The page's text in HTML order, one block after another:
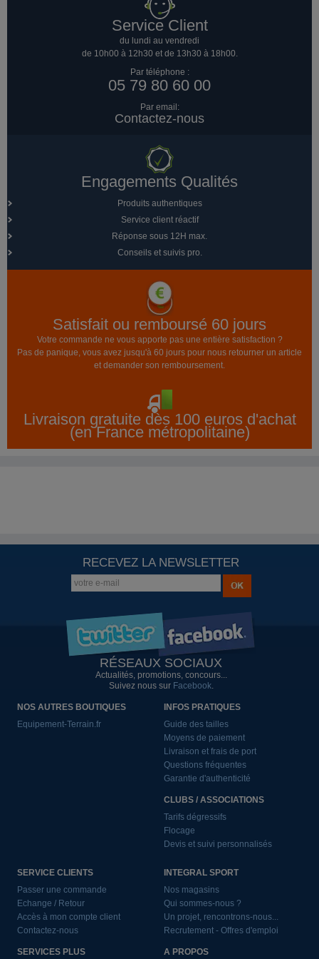
Service Client
du lundi au vendredi
de 10h00 à 12h30 et de 13h30 à 18h00.
Par téléphone :
05 79 80 60 00
Par email:
Contactez-nous
Engagements Qualités
Produits authentiques
Service client réactif
Réponse sous 12H max.
Conseils et suivis pro.
Satisfait ou remboursé 60 jours
Votre commande ne vous apporte pas une entière satisfaction ?
Pas de panique, vous avez jusqu'à 60 jours pour nous retourner un article
et demander son remboursement.
Livraison gratuite dès 100 euros d'achat
(en France métropolitaine)
RECEVEZ LA NEWSLETTER
RÉSEAUX SOCIAUX
Actualités, promotions, concours...
Suivez nous sur Facebook.
NOS AUTRES BOUTIQUES
Equipement-Terrain.fr
INFOS PRATIQUES
Guide des tailles
Moyens de paiement
Livraison et frais de port
Questions fréquentes
Garantie d'authenticité
CLUBS / ASSOCIATIONS
Tarifs dégressifs
Flocage
Devis et suivi personnalisés
SERVICE CLIENTS
Passer une commande
Echange / Retour
Accès à mon compte client
Contactez-nous
SERVICES PLUS
INTEGRAL SPORT
Nos magasins
Qui sommes-nous ?
Un projet, rencontrons-nous...
Recrutement - Offres d'emploi
A PROPOS